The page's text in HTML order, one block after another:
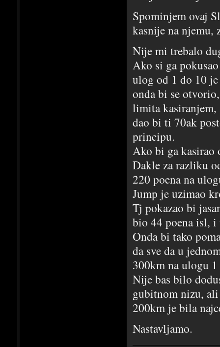
Spominjem ovaj
kasnije na
Nije mi trebalo
Ako si ga
ulog od 1 do 10
onda bi se
limita kasiranjem,
dao bi ti 70ak
principu.
Ako bi ga
Dakle za razliku
220 poena na
Jump je uzimao
Tj pokazao bi
bio 44 poena isl, i
Onda bi tako
da sve da u
300km na ulogu
Nije bas bilo
gubitnom nizu,
200km je bila
Nastavljamo.